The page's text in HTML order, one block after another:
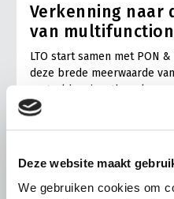
Deze website maakt
We gebruiken cookies om
Verkenning naar
van
LTO start samen met PON
deze brede meerwaarde
vertaald en inzetbaar kan